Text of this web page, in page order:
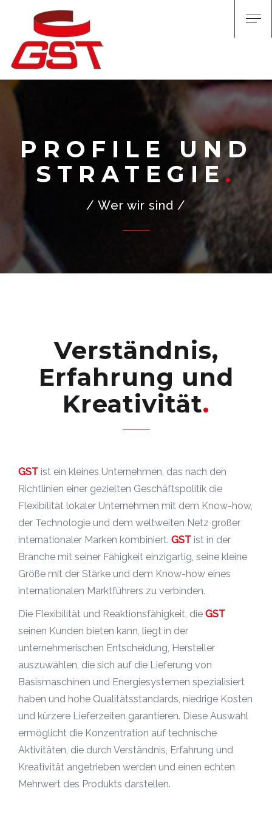
PROFILE UND
STRATEGIE
/ Wer wir sind /
Verständnis,
Erfahrung und
Kreativität
GST ist ein kleines Unternehmen, das nach den
Richtlinien einer gezielten Geschäftspolitik die
Flexibilität lokaler Unternehmen mit dem Know-how,
der Technologie und dem weltweiten Netz großer
internationaler Marken kombiniert. GST ist in der
Branche mit seiner Fähigkeit einzigartig, seine kleine
Größe mit der Stärke und dem Know-how eines
internationalen Marktführers zu verbinden.
Die Flexibilität und Reaktionsfähigkeit, die GST
seinen Kunden bieten kann, liegt in der
unternehmerischen Entscheidung, Hersteller
auszuwählen, die sich auf die Lieferung von
Basismaschinen und Energiesystemen spezialisiert
haben und hohe Qualitätsstandards, niedrige Kosten
und kürzere Lieferzeiten garantieren. Diese Auswahl
ermöglicht die Konzentration auf technische
Aktivitäten, die durch Verständnis, Erfahrung und
Kreativität angetrieben werden und einen echten
Mehrwert des Produkts darstellen.